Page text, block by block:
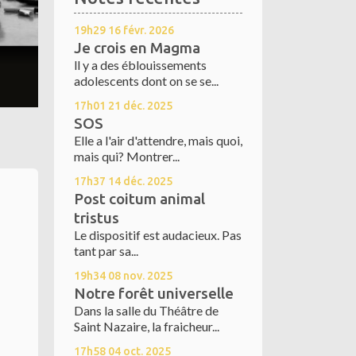
19h29 16 févr. 2026
Je crois en Magma
ll y a des éblouissements
adolescents dont on se se...
17h01 21 déc. 2025
SOS
Elle a l'air d'attendre, mais quoi,
mais qui? Montrer...
17h37 14 déc. 2025
Post coitum animal
tristus
Le dispositif est audacieux. Pas
tant par sa...
19h34 08 nov. 2025
Notre forêt universelle
Dans la salle du Théâtre de
Saint Nazaire, la fraicheur...
17h58 04 oct. 2025